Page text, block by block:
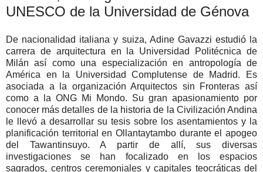
UNESCO de la Universidad de Génova
De nacionalidad italiana y suiza, Adine Gavazzi estudió la
carrera de arquitectura en la Universidad Politécnica de
Milán así como una especialización en antropología de
América en la Universidad Complutense de Madrid. Es
asociada a la organización Arquitectos sin Fronteras así
como a la ONG Mi Mondo. Su gran apasionamiento por
conocer más detalles de la historia de la Civilización Andina
le llevó a desarrollar su tesis sobre los asentamientos y la
planificación territorial en Ollantaytambo durante el apogeo
del Tawantinsuyo. A partir de allí, sus diversas
investigaciones se han focalizado en los espacios
sagrados, centros ceremoniales y capitales teocráticas del